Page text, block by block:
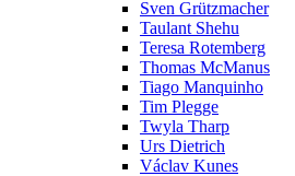
Sven Grützmacher
Taulant Shehu
Teresa Rotemberg
Thomas McManus
Tiago Manquinho
Tim Plegge
Twyla Tharp
Urs Dietrich
Václav Kunes